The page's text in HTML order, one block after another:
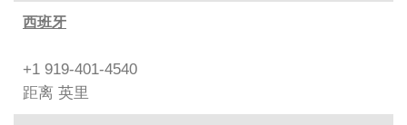
西班牙
+1 919-401-4540
距离 英里